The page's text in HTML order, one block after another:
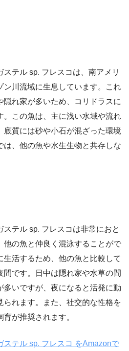
ステル sp. フレスコは、南アメリ
ン川流域に生息しています。これ
隠れ家が多いため、コリドラスに
。この魚は、主に浅い水域や流れ
底質には砂や小石が混ざった環境
は、他の魚や水生生物と共存しな
ステル sp. フレスコは非常におと
他の魚と仲良く混泳することがで
生活するため、他の魚と比較して
間です。日中は隠れ家や水草の間
多いですが、夜になると活発に動
られます。また、社交的な性格を
が推奨されます。
ステル sp. フレスコ をAmazonで